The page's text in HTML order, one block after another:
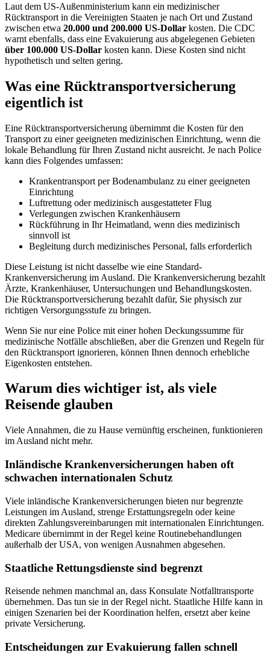
Laut dem US-Außenministerium kann ein medizinischer
Rücktransport in die Vereinigten Staaten je nach Ort und Zustand
zwischen etwa 20.000 und 200.000 US-Dollar kosten. Die CDC
warnt ebenfalls, dass eine Evakuierung aus abgelegenen Gebieten
über 100.000 US-Dollar kosten kann. Diese Kosten sind nicht
hypothetisch und selten gering.
Was eine Rücktransportversicherung
eigentlich ist
Eine Rücktransportversicherung übernimmt die Kosten für den
Transport zu einer geeigneten medizinischen Einrichtung, wenn die
lokale Behandlung für Ihren Zustand nicht ausreicht. Je nach Police
kann dies Folgendes umfassen:
Krankentransport per Bodenambulanz zu einer geeigneten
Einrichtung
Luftrettung oder medizinisch ausgestatteter Flug
Verlegungen zwischen Krankenhäusern
Rückführung in Ihr Heimatland, wenn dies medizinisch
sinnvoll ist
Begleitung durch medizinisches Personal, falls erforderlich
Diese Leistung ist nicht dasselbe wie eine Standard-
Krankenversicherung im Ausland. Die Krankenversicherung bezahlt
Ärzte, Krankenhäuser, Untersuchungen und Behandlungskosten.
Die Rücktransportversicherung bezahlt dafür, Sie physisch zur
richtigen Versorgungsstufe zu bringen.
Wenn Sie nur eine Police mit einer hohen Deckungssumme für
medizinische Notfälle abschließen, aber die Grenzen und Regeln für
den Rücktransport ignorieren, können Ihnen dennoch erhebliche
Eigenkosten entstehen.
Warum dies wichtiger ist, als viele
Reisende glauben
Viele Annahmen, die zu Hause vernünftig erscheinen, funktionieren
im Ausland nicht mehr.
Inländische Krankenversicherungen haben oft
schwachen internationalen Schutz
Viele inländische Krankenversicherungen bieten nur begrenzte
Leistungen im Ausland, strenge Erstattungsregeln oder keine
direkten Zahlungsvereinbarungen mit internationalen Einrichtungen.
Medicare übernimmt in der Regel keine Routinebehandlungen
außerhalb der USA, von wenigen Ausnahmen abgesehen.
Staatliche Rettungsdienste sind begrenzt
Reisende nehmen manchmal an, dass Konsulate Notfalltransporte
übernehmen. Das tun sie in der Regel nicht. Staatliche Hilfe kann in
einigen Szenarien bei der Koordination helfen, ersetzt aber keine
private Versicherung.
Entscheidungen zur Evakuierung fallen schnell